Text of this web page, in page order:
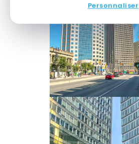
Personnaliser